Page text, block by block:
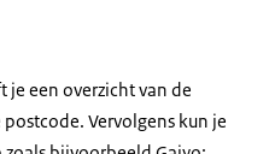
je een overzicht van de
Vervolgens kun je